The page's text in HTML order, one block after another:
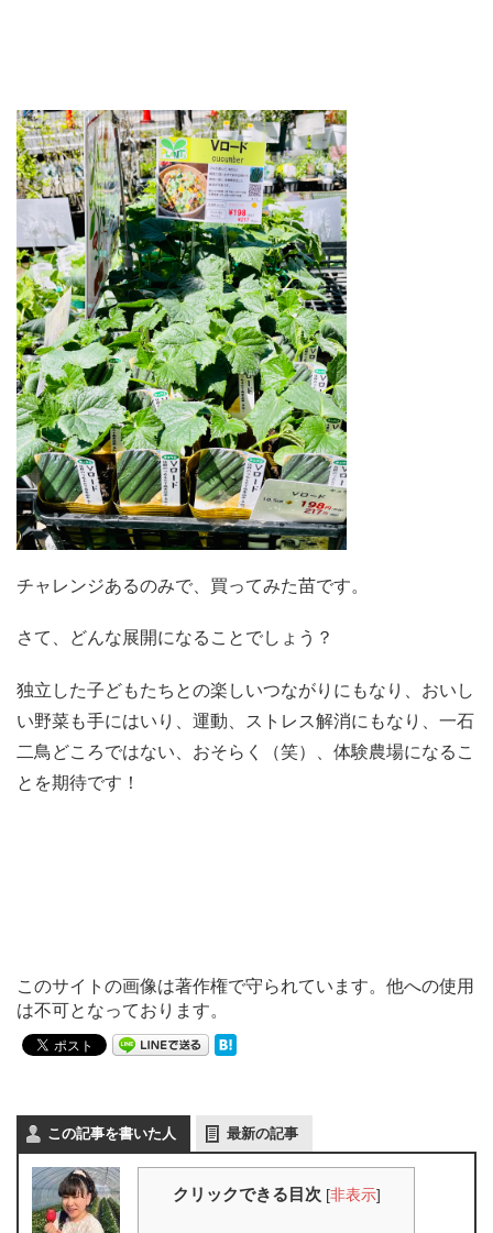
チャレンジあるのみで、買ってみた苗です。
さて、どんな展開になることでしょう？
独立した子どもたちとの楽しいつながりにもなり、おいし
い野菜も手にはいり、運動、ストレス解消にもなり、一石
二鳥どころではない、おそらく（笑）、体験農場になるこ
とを期待です！
このサイトの画像は著作権で守られています。他への使用
は不可となっております。
この記事を書いた人 最新の記事
クリックできる目次 [非表示]